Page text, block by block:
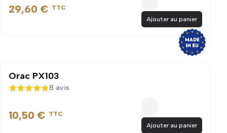
29,60 € TTC
Ajouter au panier
Orac PX103
5 sur 5
8 avis
10,50 € TTC
Ajouter au panier